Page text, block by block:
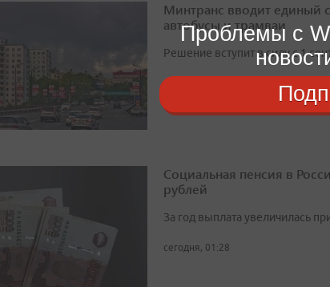
Минтранс вводит единый
автобусы и трамваи
Решение вступит в силу с 1
сегодня, 00:26
Социальная пенсия в
рублей
За год выплата увеличилась
сегодня, 01:28
Проблемы с